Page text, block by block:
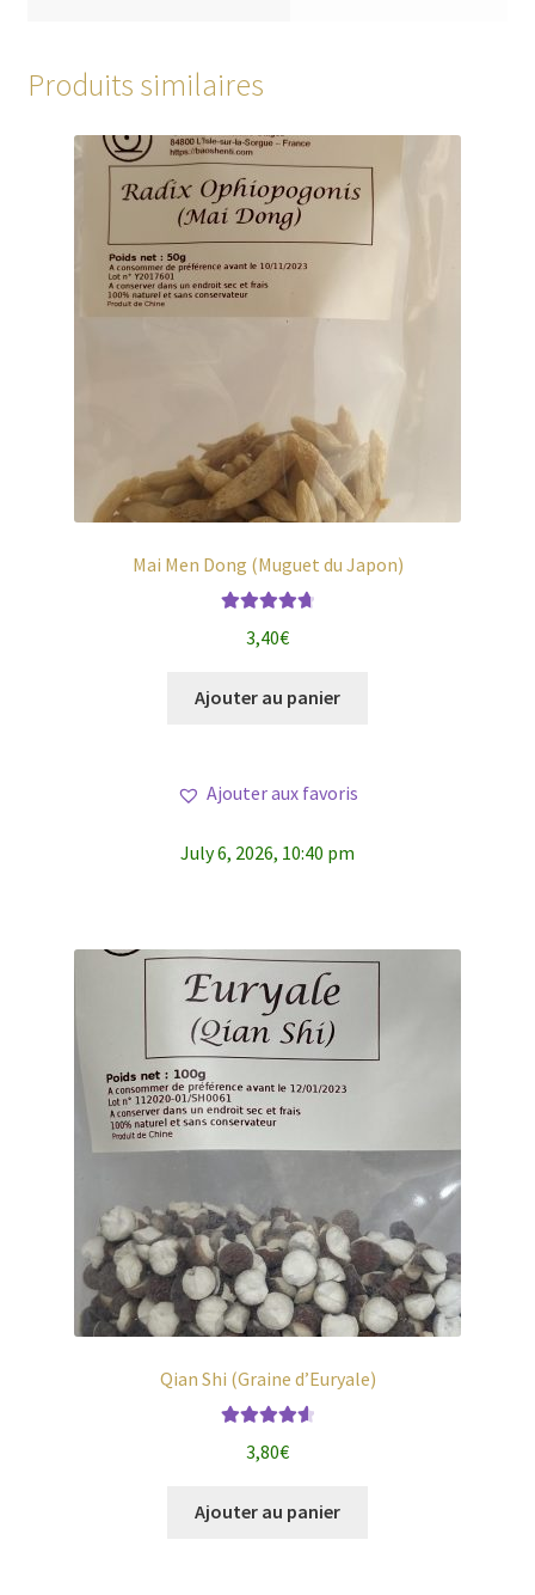
Produits similaires
Mai Men Dong (Muguet du Japon)
sur 5
3,40€
Ajouter au panier
Ajouter aux favoris
July 6, 2026, 10:40 pm
Qian Shi (Graine d’Euryale)
sur 5
3,80€
Ajouter au panier